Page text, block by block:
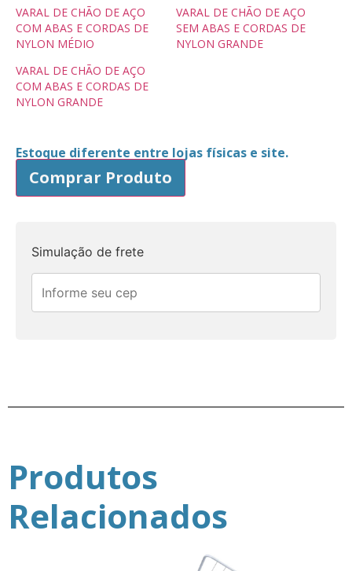
VARAL DE CHÃO DE AÇO
COM ABAS E CORDAS DE
NYLON MÉDIO
VARAL DE CHÃO DE AÇO
SEM ABAS E CORDAS DE
NYLON GRANDE
VARAL DE CHÃO DE AÇO
COM ABAS E CORDAS DE
NYLON GRANDE
Estoque diferente entre lojas físicas e site.
Comprar Produto
Simulação de frete
Produtos
Relacionados